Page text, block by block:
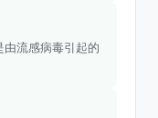
流感病毒引起的